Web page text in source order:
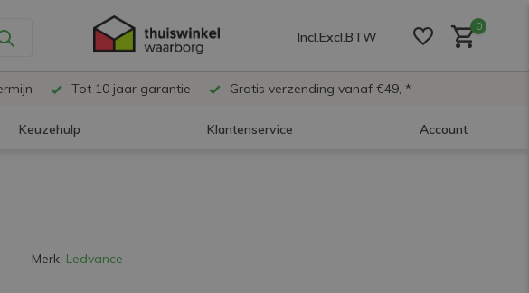
Incl.Excl.BTW
0
Tot 10 jaar garantie Gratis verzending vanaf €49,-*
Keuzehulp Klantenservice Account
Merk: Ledvance